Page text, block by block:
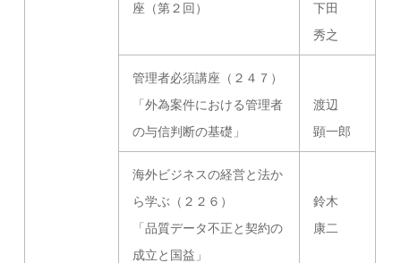
座（第２回）
下田
秀之
管理者必須講座（２４７）
「外為案件における管理者
の与信判断の基礎」
渡辺
顕一郎
海外ビジネスの経営と法か
ら学ぶ（２２６）
「品質データ不正と契約の
成立と国益」
鈴木
康二